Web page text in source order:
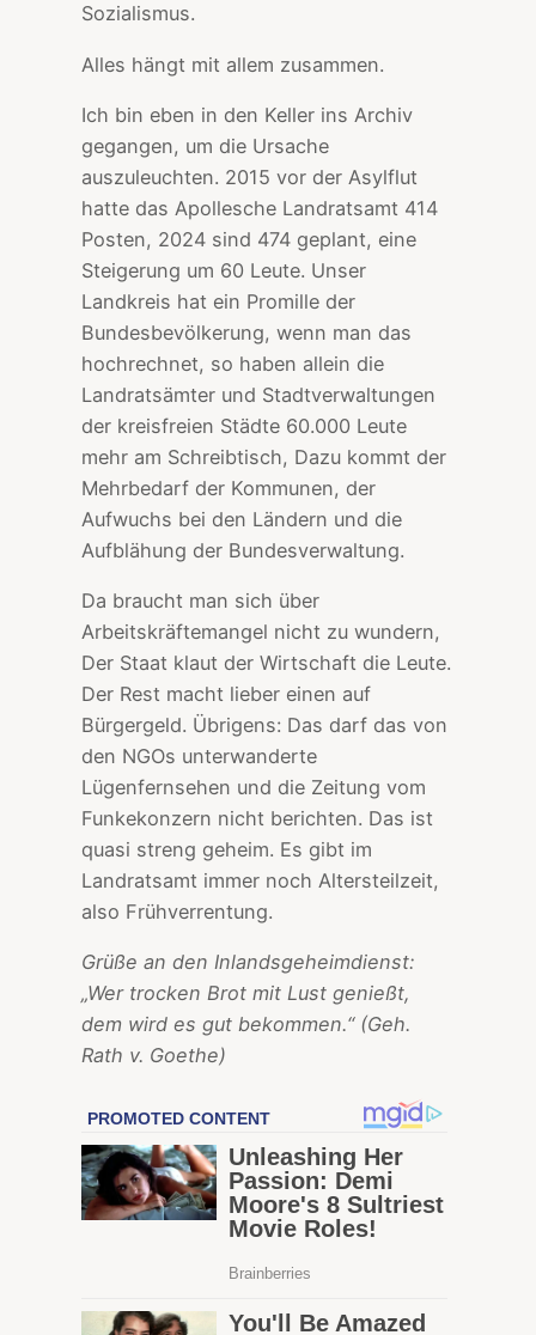
Sozialismus.
Alles hängt mit allem zusammen.
Ich bin eben in den Keller ins Archiv
gegangen, um die Ursache
auszuleuchten. 2015 vor der Asylflut
hatte das Apollesche Landratsamt 414
Posten, 2024 sind 474 geplant, eine
Steigerung um 60 Leute. Unser
Landkreis hat ein Promille der
Bundesbevölkerung, wenn man das
hochrechnet, so haben allein die
Landratsämter und Stadtverwaltungen
der kreisfreien Städte 60.000 Leute
mehr am Schreibtisch, Dazu kommt der
Mehrbedarf der Kommunen, der
Aufwuchs bei den Ländern und die
Aufblähung der Bundesverwaltung.
Da braucht man sich über
Arbeitskräftemangel nicht zu wundern,
Der Staat klaut der Wirtschaft die Leute.
Der Rest macht lieber einen auf
Bürgergeld. Übrigens: Das darf das von
den NGOs unterwanderte
Lügenfernsehen und die Zeitung vom
Funkekonzern nicht berichten. Das ist
quasi streng geheim. Es gibt im
Landratsamt immer noch Altersteilzeit,
also Frühverrentung.
Grüße an den Inlandsgeheimdienst:
„Wer trocken Brot mit Lust genießt,
dem wird es gut bekommen.“ (Geh.
Rath v. Goethe)